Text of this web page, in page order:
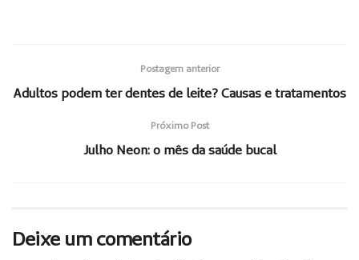
Postagem anterior
Adultos podem ter dentes de leite? Causas e tratamentos
Próximo Post
Julho Neon: o mês da saúde bucal
Deixe um comentário